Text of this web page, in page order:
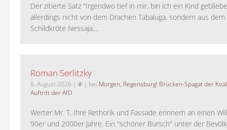
Der zitierte Satz "Irgendwo tief in mir, bin ich ein Kind
allerdings nicht von dem Drachen Tabaluga, sondern aus
Schildkröte Nessaja....
Roman Serlitzky
6. August 2026 | # | bei Morgen, Regensburg! Brücken-Spagat der
Auftritt der AfD
Werter Mr. T, Ihre Rethorik und Fassade erinnern an einen
90er und 2000er Jahre. Ein "schöner Bursch" unter der